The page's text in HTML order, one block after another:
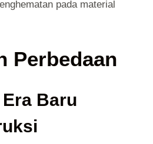
pada material
Perbedaan
Baru